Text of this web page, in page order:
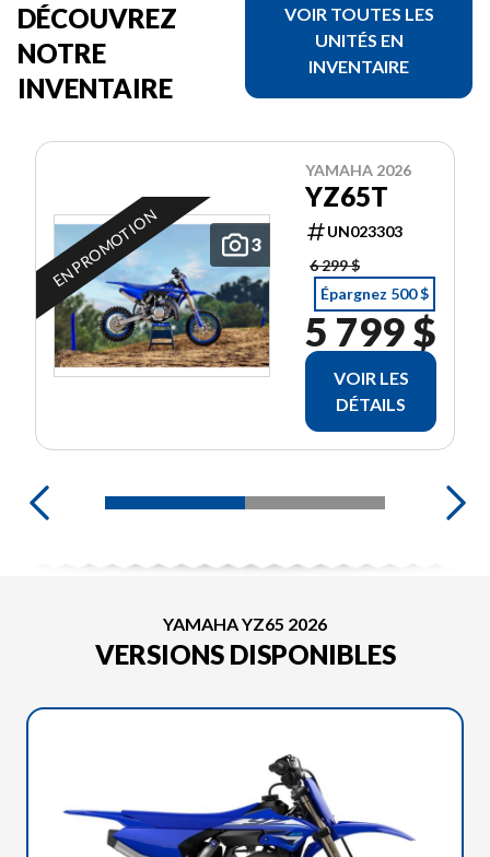
DÉCOUVREZ
NOTRE
INVENTAIRE
VOIR TOUTES LES
UNITÉS EN
INVENTAIRE
3
EN PROMOTION
YAMAHA 2026
YZ65T
UN023303
6 299 $
Épargnez 500 $
5 799 $
VOIR LES
DÉTAILS
YAMAHA YZ65 2026
VERSIONS DISPONIBLES